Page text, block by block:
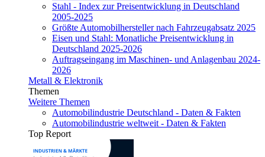
Stahl - Index zur Preisentwicklung in Deutschland
2005-2025
Größte Automobilhersteller nach Fahrzeugabsatz 2025
Eisen und Stahl: Monatliche Preisentwicklung in
Deutschland 2025-2026
Auftragseingang im Maschinen- und Anlagenbau 2024-
2026
Metall & Elektronik
Themen
Weitere Themen
Automobilindustrie Deutschland - Daten & Fakten
Automobilindustrie weltweit - Daten & Fakten
Top Report